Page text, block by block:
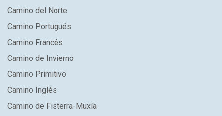
Camino del Norte
Camino Portugués
Camino Francés
Camino de Invierno
Camino Primitivo
Camino Inglés
Camino de Fisterra-Muxía